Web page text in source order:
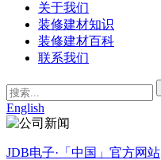
关于我们
装修建材知识
装修建材百科
联系我们
English
JDB电子·「中国」官方网站